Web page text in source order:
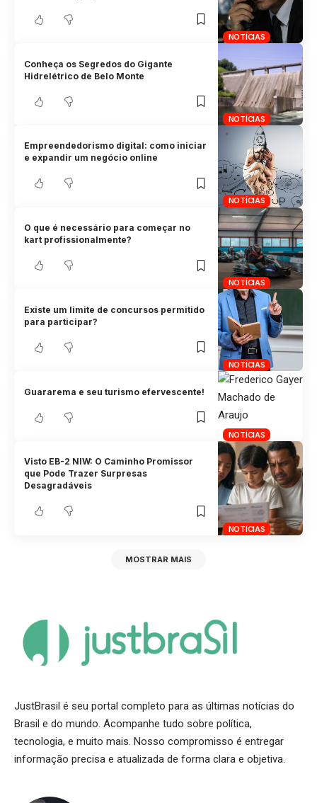
NOTÍCIAS
NOTÍCIAS
Conheça os Segredos do Gigante
Hidrelétrico de Belo Monte
NOTÍCIAS
Empreendedorismo digital: como iniciar
e expandir um negócio online
NOTÍCIAS
O que é necessário para começar no
kart profissionalmente?
NOTÍCIAS
Existe um limite de concursos permitido
para participar?
NOTÍCIAS
Guararema e seu turismo efervescente!
NOTÍCIAS
Visto EB-2 NIW: O Caminho Promissor
que Pode Trazer Surpresas
Desagradáveis
MOSTRAR MAIS
JustBrasil é seu portal completo para as últimas notícias do
Brasil e do mundo. Acompanhe tudo sobre política,
tecnologia, e muito mais. Nosso compromisso é entregar
informação precisa e atualizada de forma clara e objetiva.